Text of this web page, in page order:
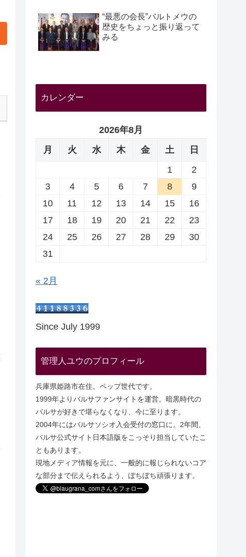
“最悪の会長”バルトメウの
歴史をちょっと振り返って
みる
カレンダー
2026年8月
月
火 水 木 金 土
日
1
2
3
4 5 6 7 8
9
10
11 12 13 14 15
16
17
18 19 20 21 22
23
24
25 26 27 28 29
30
31
« 2月
Since July 1999
管理人ユウのプロフィール
兵庫県姫路市在住。ペップ世代です。
1999年よりバルサファンサイトを運営。暗黒時代の
バルサが好きで堪らなくなり、今に至ります。
2004年にはバルサソシオ入会受付の窓口に。2年間、
バルサ公式サイト日本語版をこっそり担当していたこ
ともあります。
現地メディア情報を元に、一般的に報じられないコア
な部分まで伝えられるよう、ぼちぼち頑張ります。